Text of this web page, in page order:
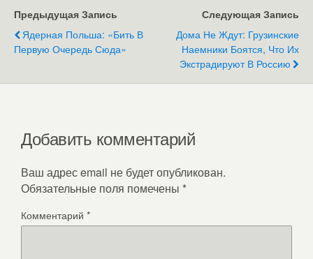
Предыдущая Запись
Ядерная Польша: «Бить В
Первую Очередь Сюда»
Следующая Запись
Дома Не Ждут: Грузинские
Наемники Боятся, Что Их
Экстрадируют В Россию
Добавить комментарий
Ваш адрес email не будет опубликован.
Обязательные поля помечены *
Комментарий *